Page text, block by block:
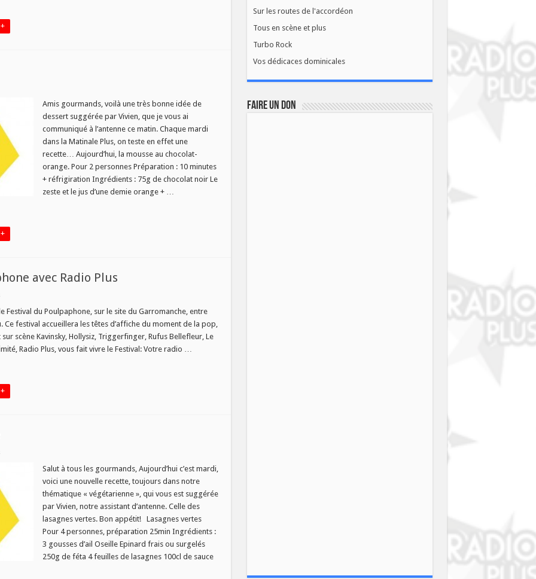
Amis gourmands, voilà une très bonne idée de
dessert suggérée par Vivien, que je vous ai
communiqué à l’antenne ce matin. Chaque mardi
dans la Matinale Plus, on teste en effet une
recette… Aujourd’hui, la mousse au chocolat-
orange. Pour 2 personnes Préparation : 10 minutes
+ réfrigiration Ingrédients : 75g de chocolat noir Le
zeste et le jus d’une demie orange + …
avec Radio Plus
sur
le
du
Poulpaphone
avec
Radio
Festival du Poulpaphone, sur le site du Garromanche, entre
festival accueillera les têtes d’affiche du moment de la pop,
scène Kavinsky, Hollysiz, Triggerfinger, Rufus Bellefleur, Le
Radio Plus, vous fait vivre le Festival: Votre radio …
sur
septembre
Salut à tous les gourmands, Aujourd’hui c’est mardi,
voici une nouvelle recette, toujours dans notre
thématique « végétarienne », qui vous est suggérée
par Vivien, notre assistant d’antenne. Celle des
lasagnes vertes. Bon appétit! Lasagnes vertes
Pour 4 personnes, préparation 25min Ingrédients :
3 gousses d’ail Oseille Epinard frais ou surgelés
250g de féta 4 feuilles de lasagnes 100cl de sauce
Sur les routes de l'accordéon
Tous en scène et plus
Turbo Rock
Vos dédicaces dominicales
FAIRE UN DON